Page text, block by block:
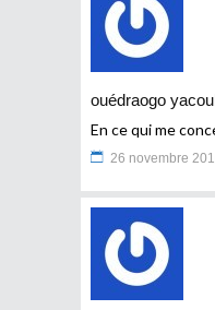
ouédraogo
En ce qui me
26 novembre